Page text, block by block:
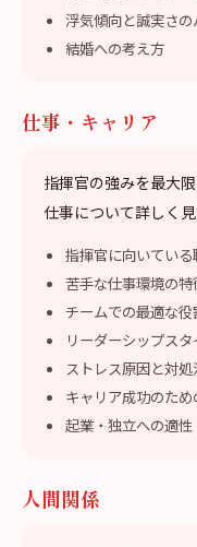
浮気傾向と誠実さの
結婚への考え方
仕事・キャリア
指揮官の強みを最大
仕事について詳しく見
指揮官に向いてい
苦手な仕事環境の特
チームでの最適な役
リーダーシップス
ストレス原因と対処
キャリア成功のた
起業・独立への適性
人間関係